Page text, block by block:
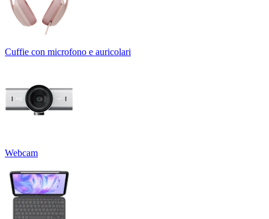
Cuffie con microfono e auricolari
Webcam